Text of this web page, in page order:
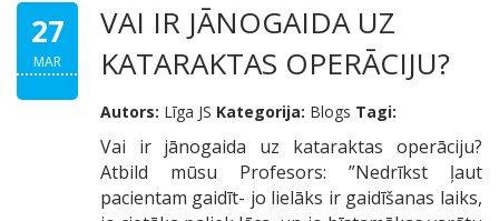
27
MAR
VAI IR JĀNOGAIDA UZ
KATARAKTAS OPERĀCIJU?
Autors: Līga JS Kategorija: Blogs Tagi:
Vai ir jānogaida uz kataraktas operāciju?
Atbild mūsu Profesors: ”Nedrīkst ļaut
pacientam gaidīt- jo lielāks ir gaidīšanas laiks,